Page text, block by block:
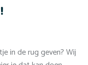
in de rug geven? Wij